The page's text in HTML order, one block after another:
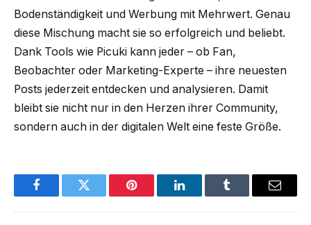
Bodenständigkeit und Werbung mit Mehrwert. Genau
diese Mischung macht sie so erfolgreich und beliebt.
Dank Tools wie Picuki kann jeder – ob Fan,
Beobachter oder Marketing-Experte – ihre neuesten
Posts jederzeit entdecken und analysieren. Damit
bleibt sie nicht nur in den Herzen ihrer Community,
sondern auch in der digitalen Welt eine feste Größe.
FacebookTwitter Pinterest LinkedInTumblr Email